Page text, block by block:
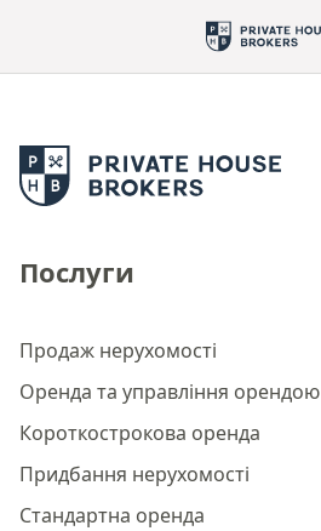
Послуги
Продаж нерухомості
Оренда та управління орендою
Короткострокова оренда
Придбання нерухомості
Стандартна оренда